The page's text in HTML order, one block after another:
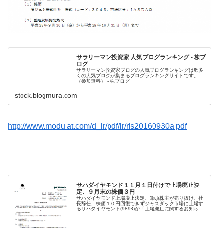
サラリーマン投資家 人気ブログランキング - 株ブ
ログ
サラリーマン投資家ブログの人気ブログランキングは数多
くの人気ブログが集まるブログランキングサイトです。
（参加無料） - 株ブログ
stock.blogmura.com
http://www.modulat.com/d_ir/pdf/ir/rls20160930a.pdf
サハダイヤモンド１１月１日付けで上場廃止決
定、９月末の株価３円
サハダイヤモンド上場廃止決定、筆頭株主が売り抜け、社
長辞任、株価１０円回復できずジャスダック市場に上場す
るサハダイヤモンド(9898)が「上場廃止に関するお知ら